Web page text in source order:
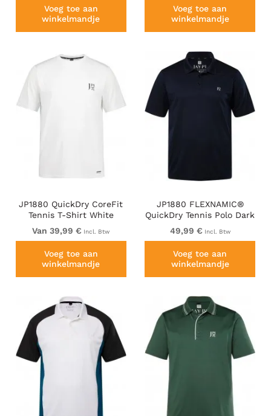
Voeg toe aan
winkelmandje
Voeg toe aan
winkelmandje
JP1880 QuickDry CoreFit
Tennis T-Shirt White
Van 39,99 € Incl. Btw
Voeg toe aan
winkelmandje
JP1880 FLEXNAMIC®
QuickDry Tennis Polo Dark
Navy
49,99 € Incl. Btw
Voeg toe aan
winkelmandje